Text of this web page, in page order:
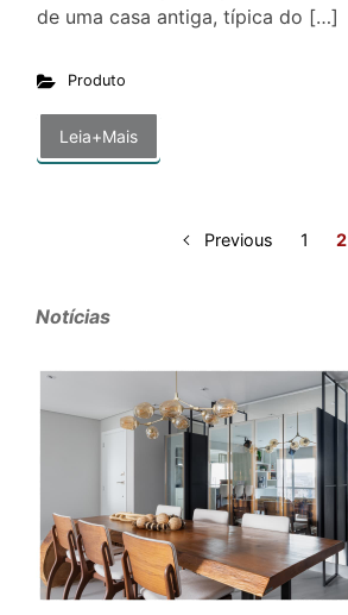
de uma casa antiga, típica do […]
Produto
Leia+Mais
Previous 1 2
Notícias